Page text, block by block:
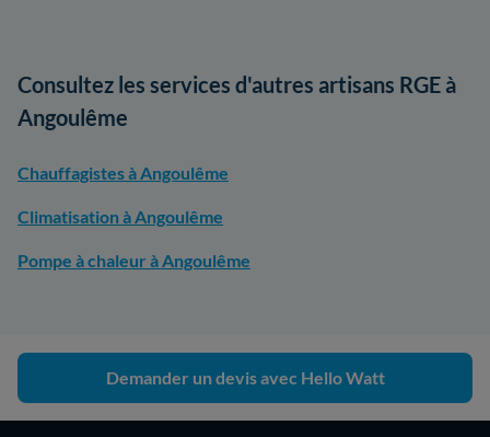
Consultez les services d'autres artisans RGE à
Angoulême
Chauffagistes à Angoulême
Climatisation à Angoulême
Pompe à chaleur à Angoulême
Demander un devis avec Hello Watt